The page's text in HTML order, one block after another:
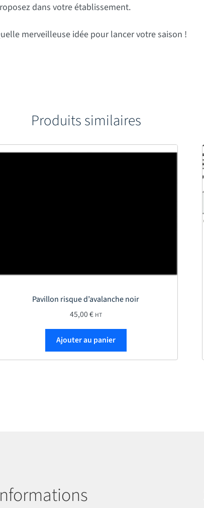
dans votre établissement.
merveilleuse idée pour lancer votre saison !
Produits similaires
Pavillon risque d’avalanche noir
45,00€ HT
Ajouter au panier